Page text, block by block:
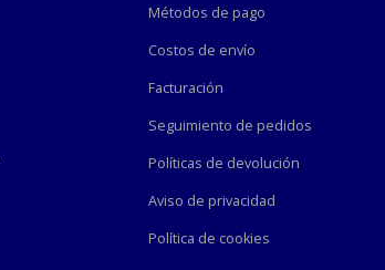
Métodos de pago
Costos de envío
Facturación
Seguimiento de pedidos
Políticas de devolución
Aviso de privacidad
Política de cookies